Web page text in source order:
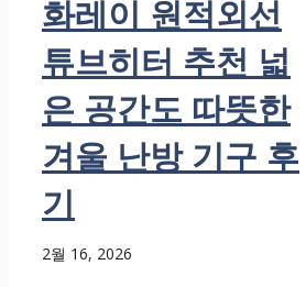
화레이 원적외선
튜브히터 추천 넓
은 공간도 따뜻한
겨울 난방 기구 후
기
2월 16, 2026